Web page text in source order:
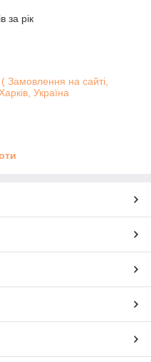
за рік
Замовлення на сайті,
Україна